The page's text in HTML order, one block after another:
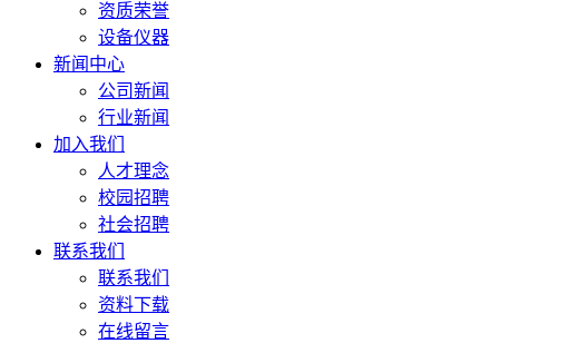
资质荣誉
设备仪器
新闻中心
公司新闻
行业新闻
加入我们
人才理念
校园招聘
社会招聘
联系我们
联系我们
资料下载
在线留言